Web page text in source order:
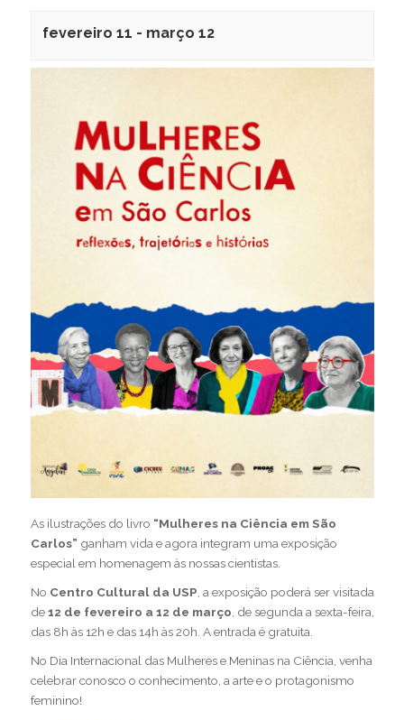
fevereiro 11 - março 12
As ilustrações do livro “Mulheres na Ciência em São
Carlos” ganham vida e agora integram uma exposição
especial em homenagem às nossas cientistas.
No Centro Cultural da USP , a exposição poderá ser visitada
de12 de fevereiro a 12 de março , de segunda a sexta-feira,
das 8h às 12h e das 14h às 20h. A entrada é gratuita.
No Dia Internacional das Mulheres e Meninas na Ciência, venha
celebrar conosco o conhecimento, a arte e o protagonismo
feminino!